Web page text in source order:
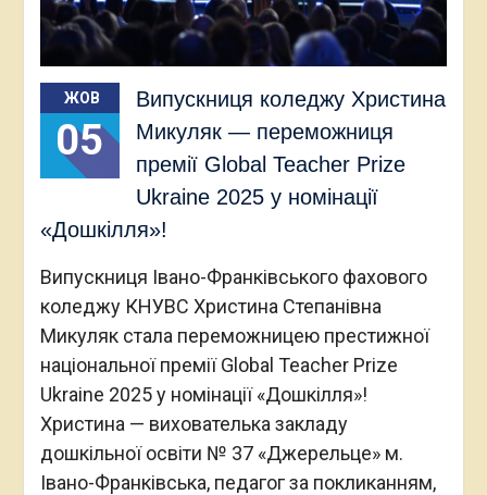
ЖОВ
05
Випускниця коледжу Христина
Микуляк — переможниця
премії Global Teacher Prize
Ukraine 2025 у номінації
«Дошкілля»!
Випускниця Івано-Франківського фахового
коледжу КНУВС Христина Степанівна
Микуляк стала переможницею престижної
національної премії Global Teacher Prize
Ukraine 2025 у номінації «Дошкілля»!
Христина — вихователька закладу
дошкільної освіти № 37 «Джерельце» м.
Івано-Франківська, педагог за покликанням,